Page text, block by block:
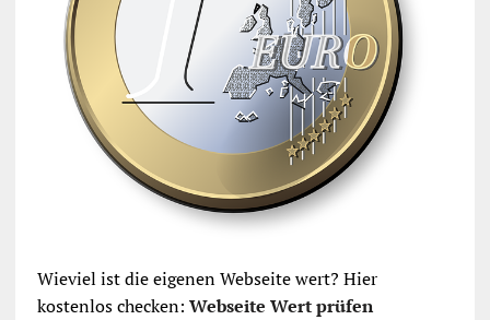
Wieviel ist die eigenen Webseite wert? Hier
kostenlos checken: Webseite Wert prüfen